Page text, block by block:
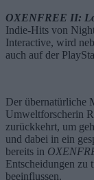
OXENFREE II:
Indie-Hits von
Interactive, wird
auch auf der
Der übernatürliche
Umweltforscherin
zurückkehrt, um
und dabei in ein
bereits in
Entscheidungen zu
beeinflussen.